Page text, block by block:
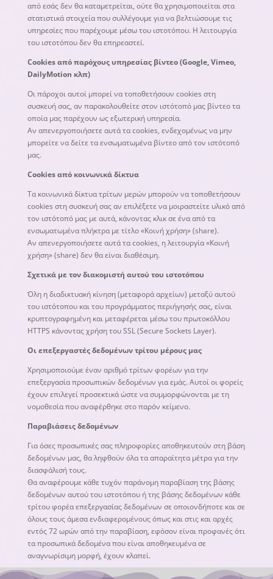
από εσάς δεν θα καταμετρείται, ούτε θα χρησιμοποιείται στα
στατιστικά στοιχεία που συλλέγουμε για να βελτιώσουμε τις
υπηρεσίες που παρέχουμε μέσω του ιστοτόπου. Η λειτουργία
του ιστοτόπου δεν θα επηρεαστεί.
Cookies από παρόχους υπηρεσίας βίντεο (Google, Vimeo,
DailyMotion κλπ)
Οι πάροχοι αυτοί μπορεί να τοποθετήσουν cookies στη
συσκευή σας, αν παρακολουθείτε στον ιστότοπό μας βίντεο τα
οποία μας παρέχουν ως εξωτερική υπηρεσία.
Αν απενεργοποιήσετε αυτά τα cookies, ενδεχομένως να μην
μπορείτε να δείτε τα ενσωματωμένα βίντεο από τον ιστότοπό
μας.
Cookies από κοινωνικά δίκτυα
Τα κοινωνικά δίκτυα τρίτων μερών μπορούν να τοποθετήσουν
cookies στη συσκευή σας αν επιλέξετε να μοιραστείτε υλικό από
τον ιστότοπό μας με αυτά, κάνοντας κλικ σε ένα από τα
ενσωματωμένα πλήκτρα με τίτλο «Κοινή χρήση» (share).
Αν απενεργοποιήσετε αυτά τα cookies, η λειτουργία «Κοινή
χρήση» (share) δεν θα είναι διαθέσιμη.
Σχετικά με τον διακομιστή αυτού του ιστοτόπου
Όλη η διαδικτυακή κίνηση (μεταφορά αρχείων) μεταξύ αυτού
του ιστότοπου και του προγράμματος περιήγησής σας, είναι
κρυπτογραφημένη και μεταφέρεται μέσω του πρωτοκόλλου
HTTPS κάνοντας χρήση του SSL (Secure Sockets Layer).
Οι επεξεργαστές δεδομένων τρίτου μέρους μας
Χρησιμοποιούμε έναν αριθμό τρίτων φορέων για την
επεξεργασία προσωπικών δεδομένων για εμάς. Αυτοί οι φορείς
έχουν επιλεγεί προσεκτικά ώστε να συμμορφώνονται με τη
νομοθεσία που αναφέρθηκε στο παρόν κείμενο.
Παραβιάσεις δεδομένων
Για όσες προσωπικές σας πληροφορίες αποθηκευτούν στη βάση
δεδομένων μας, θα ληφθούν όλα τα απαραίτητα μέτρα για την
διασφάλισή τους.
Θα αναφέρουμε κάθε τυχόν παράνομη παραβίαση της βάσης
δεδομένων αυτού του ιστοτόπου ή της βάσης δεδομένων κάθε
τρίτου φορέα επεξεργασίας δεδομένων σε οποιονδήποτε και σε
όλους τους άμεσα ενδιαφερομένους όπως και στις και αρχές
εντός 72 ωρών από την παραβίαση, εφόσον είναι προφανές ότι
τα προσωπικά δεδομένα που είναι αποθηκευμένα σε
αναγνωρίσιμη μορφή, έχουν κλαπεί.